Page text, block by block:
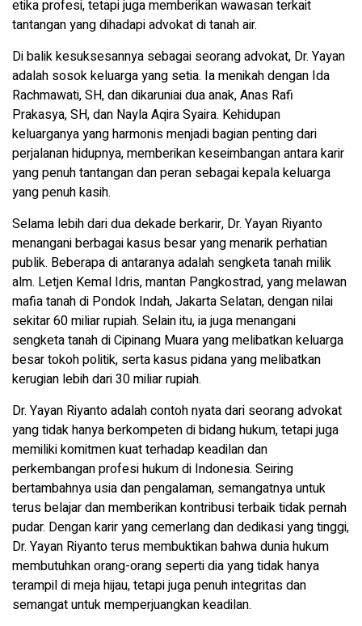
etika profesi, tetapi juga memberikan wawasan terkait
tantangan yang dihadapi advokat di tanah air.
Di balik kesuksesannya sebagai seorang advokat, Dr. Yayan
adalah sosok keluarga yang setia. Ia menikah dengan Ida
Rachmawati, SH, dan dikaruniai dua anak, Anas Rafi
Prakasya, SH, dan Nayla Aqira Syaira. Kehidupan
keluarganya yang harmonis menjadi bagian penting dari
perjalanan hidupnya, memberikan keseimbangan antara karir
yang penuh tantangan dan peran sebagai kepala keluarga
yang penuh kasih.
Selama lebih dari dua dekade berkarir, Dr. Yayan Riyanto
menangani berbagai kasus besar yang menarik perhatian
publik. Beberapa di antaranya adalah sengketa tanah milik
alm. Letjen Kemal Idris, mantan Pangkostrad, yang melawan
mafia tanah di Pondok Indah, Jakarta Selatan, dengan nilai
sekitar 60 miliar rupiah. Selain itu, ia juga menangani
sengketa tanah di Cipinang Muara yang melibatkan keluarga
besar tokoh politik, serta kasus pidana yang melibatkan
kerugian lebih dari 30 miliar rupiah.
Dr. Yayan Riyanto adalah contoh nyata dari seorang advokat
yang tidak hanya berkompeten di bidang hukum, tetapi juga
memiliki komitmen kuat terhadap keadilan dan
perkembangan profesi hukum di Indonesia. Seiring
bertambahnya usia dan pengalaman, semangatnya untuk
terus belajar dan memberikan kontribusi terbaik tidak pernah
pudar. Dengan karir yang cemerlang dan dedikasi yang tinggi,
Dr. Yayan Riyanto terus membuktikan bahwa dunia hukum
membutuhkan orang-orang seperti dia yang tidak hanya
terampil di meja hijau, tetapi juga penuh integritas dan
semangat untuk memperjuangkan keadilan.